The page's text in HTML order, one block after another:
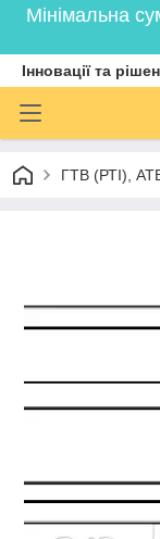
Мінімальна
Інновації та
ГТВ (РТI),